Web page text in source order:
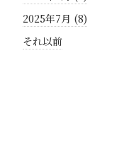
2025年7月 (8)
それ以前